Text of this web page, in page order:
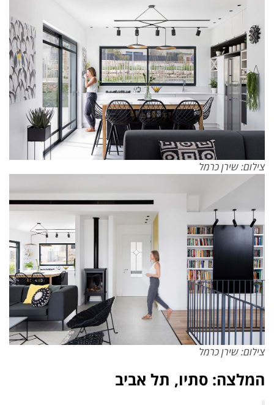
צילום: שירן כרמל
צילום: שירן כרמל
המלצה: סתיו, תל אביב